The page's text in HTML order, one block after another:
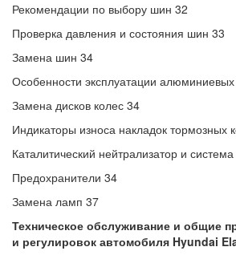
Рекомендации по выбору шин 32
Проверка давления и состояния шин 33
Замена шин 34
Особенности эксплуатации
Замена дисков колес 34
Индикаторы износа накладок тормозных
Каталитический нейтрализатор и
Предохранители 34
Замена ламп 37
Техническое обслуживание и общие
и регулировок автомобиля Hyundai